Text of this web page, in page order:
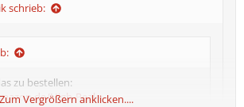
schrieb:
zu bestellen:
High-Peak-
Zum Vergrößern anklicken....